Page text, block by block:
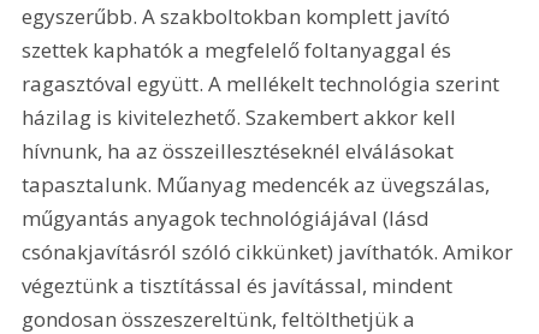
egyszerűbb. A szakboltokban komplett javító
szettek kaphatók a megfelelő foltanyaggal és
ragasztóval együtt. A mellékelt technológia szerint
házilag is kivitelezhető. Szakembert akkor kell
hívnunk, ha az összeillesztéseknél elválásokat
tapasztalunk. Műanyag medencék az üvegszálas,
műgyantás anyagok technológiájával (lásd
csónakjavításról szóló cikkünket) javíthatók. Amikor
végeztünk a tisztítással és javítással, mindent
gondosan összeszereltünk, feltölthetjük a